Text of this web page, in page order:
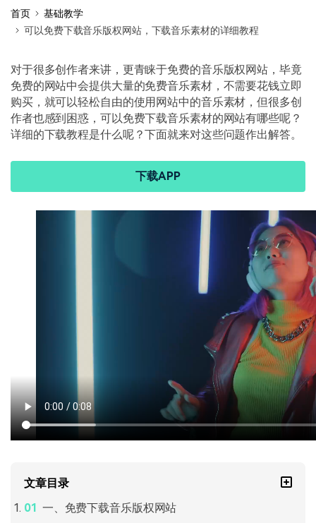
首页
基础教学
可以免费下载音乐版权网站，下载音乐素材的详细教程
对于很多创作者来讲，更青睐于免费的音乐版权网站，毕竟
免费的网站中会提供大量的免费音乐素材，不需要花钱立即
购买，就可以轻松自由的使用网站中的音乐素材，但很多创
作者也感到困惑，可以免费下载音乐素材的网站有哪些呢？
详细的下载教程是什么呢？下面就来对这些问题作出解答。
下载APP
文章目录
一、免费下载音乐版权网站